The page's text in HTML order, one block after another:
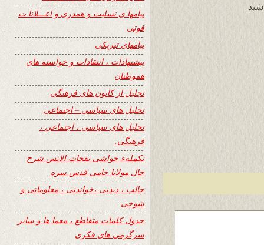
پیامها ی تسلیت و همدری و اعـــلانا ت
فوتی
پیامهای تبریکی
پیشنهادات ، انتقادات و خواسته های
هموطنان
تجلیل از کانون های فرهنگی
تحلیل های سیاسی – اجتماعی
تحلیل های سیاسی ، اجتماعی ،
فرهنگی.
تکملهء حواشی نفحات الانس شرح
حال مولانا جامی قدس سره
جالب ، دیدنی ،خواندنی ، معلوماتی و
شوخی
جدول کلمات متقاطع ، معما ها و سایر
سرگرمی های فکری